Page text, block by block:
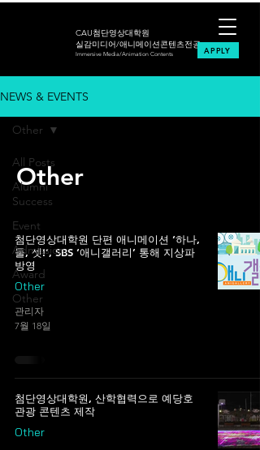
CAU첨단영상대학원
실감미디어/애니메이션콘텐츠전공
Immersive Media/Animation Contents APPLY
NEWS & EVENTS
All Posts
Alumni
Success
Event
Admission
Award
Other
Other
Other
첨단영상대학원 단편 애니메이션 ‘하나,
둘, 셋!’, SBS ‘애니갤러리’ 통해 지상파
방영
Other
관리자
7월 18일
첨단영상대학원, 산학협력으로 예당호
관광 콘텐츠 제작
Other